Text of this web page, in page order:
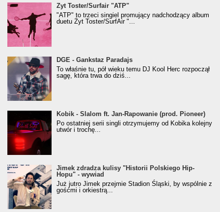
Żyt Toster/SurfAir - ATP VIDEO
Żyt Toster/Surfair "ATP"
"ATP" to trzeci singiel promujący nadchodzący album
duetu Żyt Toster/SurfAir "...
donGURALesko z nagrodą za
Klasyczny/Trueschoolowy Album Roku
(Popkillery 2023)
DGE - Gankstaz Paradajs
To właśnie tu, pół wieku temu DJ Kool Herc rozpoczął
sagę, która trwa do dziś...
Kobik - Slalom ft. Jan-Rapowanie (prod. Pioneer)
[Official Music Visualiser]
Kobik - Slalom ft. Jan-Rapowanie (prod. Pioneer)
Po ostatniej serii singli otrzymujemy od Kobika kolejny
utwór i trochę...
Jimek zdradza kulisy "Historii Polskiego Hip-
Hopu" - wywiad
Jimek zdradza kulisy "Historii Polskiego Hip-
Hopu" - wywiad
Już jutro Jimek przejmie Stadion Śląski, by wspólnie z
gośćmi i orkiestrą...